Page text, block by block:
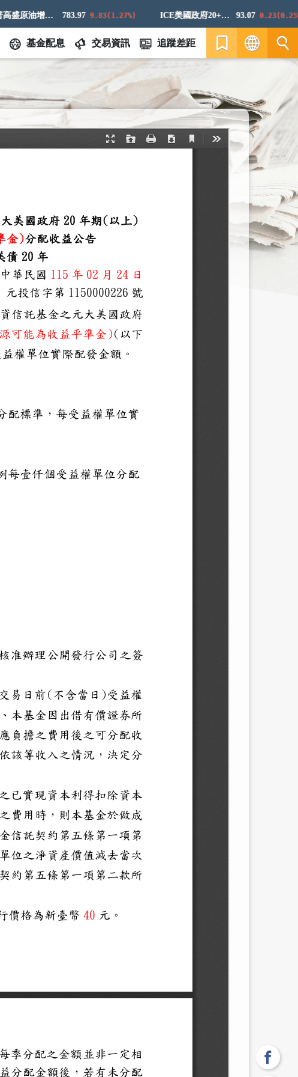
標普高盛原油增強超額回報指數 783.97 9.83(1.27%) ICE美國政府20+年期債券指數 93.07 0.23(0.25%)
基金配息 交易資訊 追蹤差距
EN